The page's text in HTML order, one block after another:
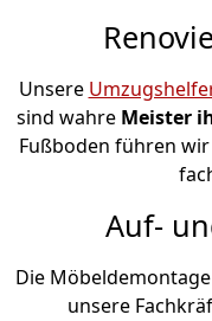
Unsere
sind wahre Meister
Fußboden führen
Auf-
Die
unsere